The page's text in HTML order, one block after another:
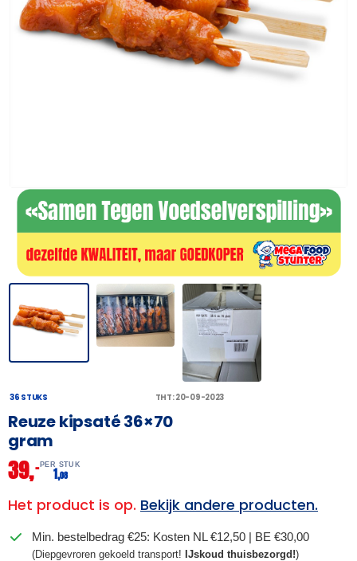
36 STUKS THT: 20-09-2023
Reuze kipsaté 36×70
gram
39,– PER STUK
1,08
Het product is op. Bekijk andere producten.
Min. bestelbedrag €25: Kosten NL €12,50 | BE €30,00
(Diepgevroren gekoeld transport! IJskoud thuisbezorgd!)